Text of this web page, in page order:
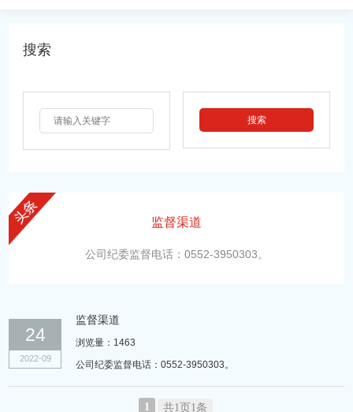
搜索
监督渠道
公司纪委监督电话：0552-3950303。
24
2022-09
监督渠道
浏览量：1463
公司纪委监督电话：0552-3950303。
1 共1页1条